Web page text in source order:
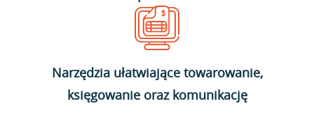
Narzędzia ułatwiające towarowanie,
księgowanie oraz komunikację